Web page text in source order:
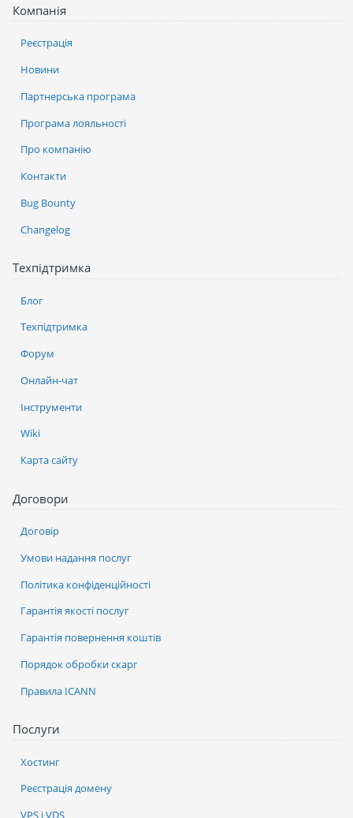
Послуги
Хостинг
Реєстрація домену
VPS і VDS
Компанія
Реєстрація
Новини
Партнерська програма
Програма лояльності
Про компанію
Контакти
Bug Bounty
Changelog
Техпідтримка
Блог
Техпідтримка
Форум
Онлайн-чат
Інструменти
Wiki
Карта сайту
Договори
Договір
Умови надання послуг
Політика конфіденційності
Гарантія якості послуг
Гарантія повернення коштів
Порядок обробки скарг
Правила ICANN